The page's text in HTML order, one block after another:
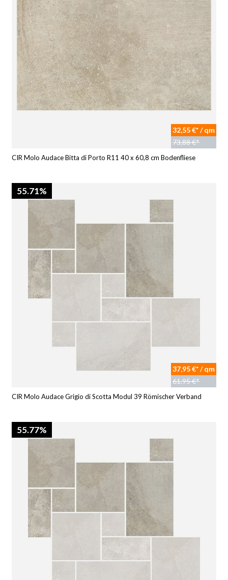
32,55 €* / qm
73,88 €*
CIR Molo Audace Bitta di Porto R11 40 x 60,8 cm Bodenfliese
55.71%
37,95 €* / qm
61,95 €*
CIR Molo Audace Grigio di Scotta Modul 39 Römischer Verband
55.77%